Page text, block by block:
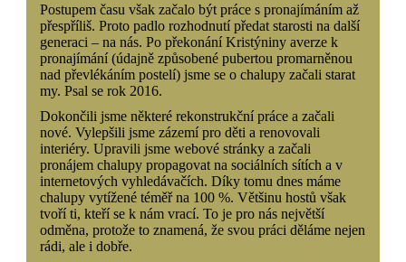
Postupem času však začalo být práce s pronajímáním až
přespříliš. Proto padlo rozhodnutí předat starosti na další
generaci – na nás. Po překonání Kristýniny averze k
pronajímání (údajně způsobené pubertou promarněnou
nad převlékáním postelí) jsme se o chalupy začali starat
my. Psal se rok 2016.
Dokončili jsme některé rekonstrukční práce a začali
nové. Vylepšili jsme zázemí pro děti a renovovali
interiéry. Upravili jsme webové stránky a začali
pronájem chalupy propagovat na sociálních sítích a v
internetových vyhledávačích. Díky tomu dnes máme
chalupy vytížené téměř na 100 %. Většinu hostů však
tvoří ti, kteří se k nám vrací. To je pro nás největší
odměna, protože to znamená, že svou práci děláme nejen
rádi, ale i dobře.